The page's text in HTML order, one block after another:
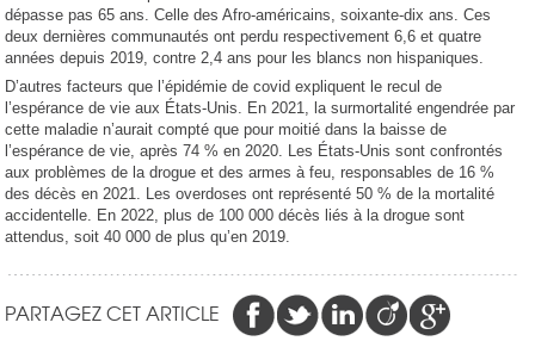
dépasse pas 65 ans. Celle des Afro-américains, soixante-dix ans. Ces
deux dernières communautés ont perdu respectivement 6,6 et quatre
années depuis 2019, contre 2,4 ans pour les blancs non hispaniques.
D’autres facteurs que l’épidémie de covid expliquent le recul de
l’espérance de vie aux États-Unis. En 2021, la surmortalité engendrée par
cette maladie n’aurait compté que pour moitié dans la baisse de
l’espérance de vie, après 74 % en 2020. Les États-Unis sont confrontés
aux problèmes de la drogue et des armes à feu, responsables de 16 %
des décès en 2021. Les overdoses ont représenté 50 % de la mortalité
accidentelle. En 2022, plus de 100 000 décès liés à la drogue sont
attendus, soit 40 000 de plus qu’en 2019.
PARTAGEZ CET ARTICLE